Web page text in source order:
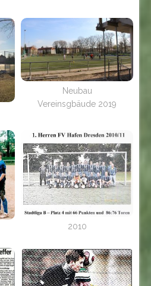
Neubau
Vereinsgbäude 2019
2010